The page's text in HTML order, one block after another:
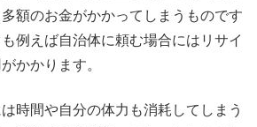
額のお金がかかってしまうものです
例えば自治体に頼む場合にはリサイ
かかります。
時間や自分の体力も消耗してしまう